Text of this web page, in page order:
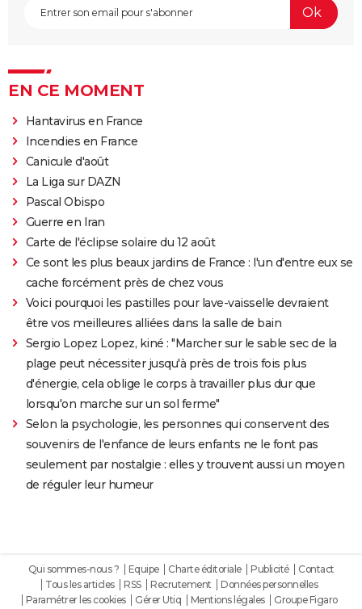
EN CE MOMENT
Hantavirus en France
Incendies en France
Canicule d'août
La Liga sur DAZN
Pascal Obispo
Guerre en Iran
Carte de l'éclipse solaire du 12 août
Ce sont les plus beaux jardins de France : l'un d'entre eux se
cache forcément près de chez vous
Voici pourquoi les pastilles pour lave-vaisselle devraient
être vos meilleures alliées dans la salle de bain
Sergio Lopez Lopez, kiné : "Marcher sur le sable sec de la
plage peut nécessiter jusqu'à près de trois fois plus
d'énergie, cela oblige le corps à travailler plus dur que
lorsqu'on marche sur un sol ferme"
Selon la psychologie, les personnes qui conservent des
souvenirs de l'enfance de leurs enfants ne le font pas
seulement par nostalgie : elles y trouvent aussi un moyen
de réguler leur humeur
Qui sommes-nous ? Equipe Charte éditoriale Publicité
Contact
Tous les articles
RSS Recrutement
Données personnelles
Paramétrer les cookies
Gérer Utiq Mentions légales
Groupe Figaro